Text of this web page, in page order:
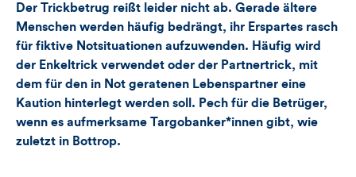
und
Kommentare
dieses
Artikels
Der Trickbetrug reißt leider nicht ab. Gerade ältere
Menschen werden häufig bedrängt, ihr Erspartes rasch
für fiktive Notsituationen aufzuwenden. Häufig wird
der Enkeltrick verwendet oder der Partnertrick, mit
dem für den in Not geratenen Lebenspartner eine
Kaution hinterlegt werden soll. Pech für die Betrüger,
wenn es aufmerksame Targobanker*innen gibt, wie
zuletzt in Bottrop.